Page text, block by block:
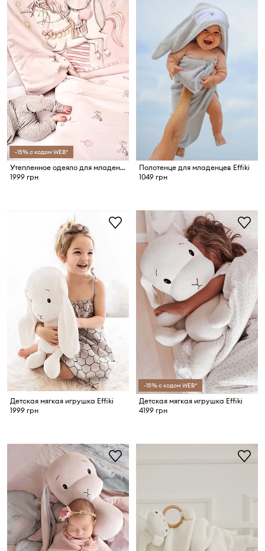
-15% с кодом WEB*
Утепленное одеяло для младенцев Effiki
1999 грн
Полотенце для младенцев Effiki
1049 грн
Детская мягкая игрушка Effiki
1999 грн
-15% с кодом WEB*
Детская мягкая игрушка Effiki
4199 грн